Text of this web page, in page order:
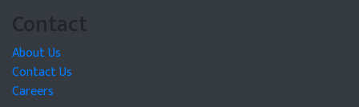
Contact
About Us
Contact Us
Careers